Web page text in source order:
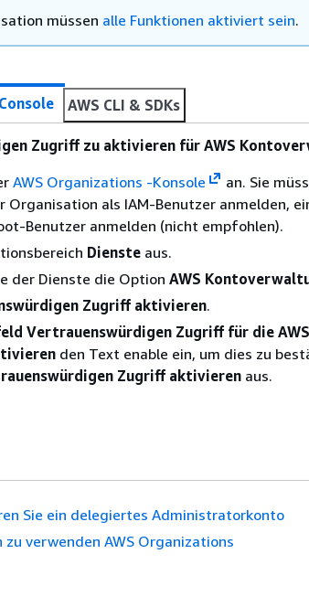
müssen alle Funktionen aktiviert sein.
AWS CLI & SDKs
Zugriff zu aktivieren für AWS
AWS Organizations -Konsole
an. Sie
als IAM-Benutzer anmelden,
Benutzer anmelden (nicht empfohlen).
Dienste aus.
der Dienste die Option AWS
Zugriff aktivieren.
Vertrauenswürdigen Zugriff für die AWS
den Text enable ein, um dies zu
Zugriff aktivieren aus.
Sie ein delegiertes Administratorkonto
zu verwenden AWS Organizations